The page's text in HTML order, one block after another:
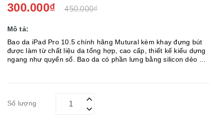
300.000₫ 450.000₫
Mô tả:
Bao da iPad Pro 10.5 chính hãng Mutural kèm khay đựng bút
được làm từ chất liệu da tổng hợp, cao cấp, thiết kế kiểu dựng
ngang như quyển sổ. Bao da có phần lưng bằng silicon dẻo ôm
Số lượng